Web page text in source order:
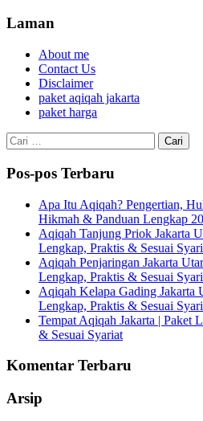
Laman
About me
Contact Us
Disclaimer
paket aqiqah jakarta
paket harga
Cari
untuk:
Pos-pos Terbaru
Apa Itu Aqiqah? Pengertian,
Hikmah & Panduan Lengkap
Aqiqah Tanjung Priok Jakarta
Lengkap, Praktis & Sesuai
Aqiqah Penjaringan Jakarta
Lengkap, Praktis & Sesuai
Aqiqah Kelapa Gading Jakarta
Lengkap, Praktis & Sesuai
Tempat Aqiqah Jakarta | Paket
& Sesuai Syariat
Komentar Terbaru
Arsip